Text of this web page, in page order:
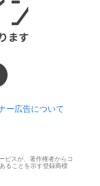
ー広告について
ビスが、著作権者からコ
ることを示す登録商標